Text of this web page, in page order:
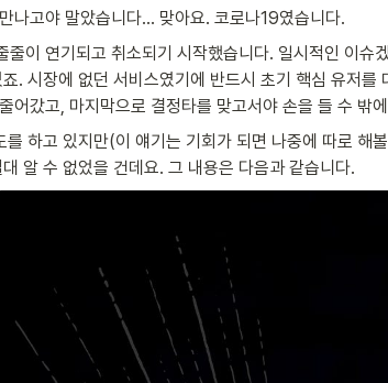
나고야 말았습니다… 맞아요. 코로나19였습니다.
이 연기되고 취소되기 시작했습니다. 일시적인 이
. 시장에 없던 서비스였기에 반드시 초기 핵심 유저
어갔고, 마지막으로 결정타를 맞고서야 손을 들 수 밖
하고 있지만(이 얘기는 기회가 되면 나중에 따로
알 수 없었을 건데요. 그 내용은 다음과 같습니다.